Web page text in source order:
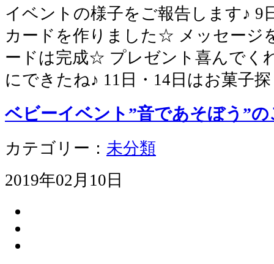
イベントの様子をご報告します♪ 9
カードを作りました☆ メッセージ
ードは完成☆ プレゼント喜んでく
にできたね♪ 11日・14日はお菓子
ベビーイベント”音であそぼう”の
カテゴリー： 未分類
2019年02月10日